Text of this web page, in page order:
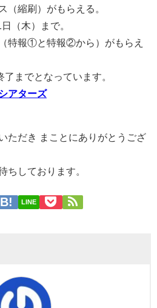
（縮刷）がもらえる。
（木）まで。
特報①と特報②から）がもらえ
までとなっています。
アターズ
ただき まことにありがとうござ
ちしております。
LINE